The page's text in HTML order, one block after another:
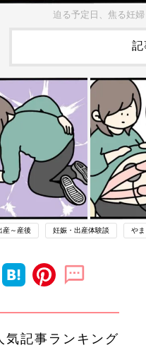
迫る予定日、焦る妊
産～産後 妊娠・出産体験談 や
気記事ランキング